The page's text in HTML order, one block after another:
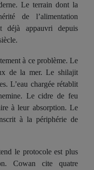
Le terrain dont la
de l’alimentation
appauvri depuis
à ce problème. Le
de la mer. Le shilajit
L’eau chargée rétablit
Le cidre de feu
à leur absorption. Le
à la périphérie de
le protocole est plus
Cowan cite quatre